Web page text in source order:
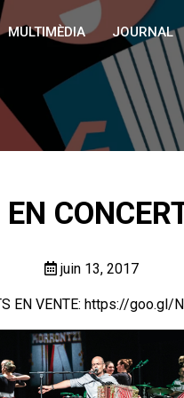
MULTIMÈDIA JOURNAL
juin 13, 2017
EN VENTE: https://goo.gl/